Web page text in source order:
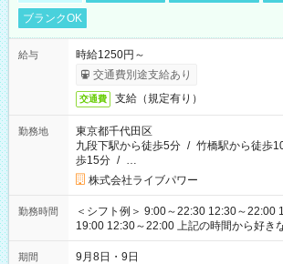
ブランクOK
給与
時給1250円～
交通費別途支給あり
交通費 支給（規定有り）
勤務地
東京都千代田区
九段下駅から徒歩5分 / 竹橋駅から徒歩
歩15分 / …
株式会社ライブパワー
勤務時間
＜シフト例＞ 9:00～22:30 12:30～22:00
19:00 12:30～22:00 上記の時間から好きな時間を選べます！ ※
時間は変更となる可能性があります
期間 9月8日・9日